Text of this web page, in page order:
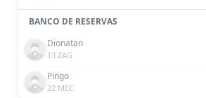
BANCO DE RESERVAS
Dionatan
13 ZAG
Pingo
22 MEC